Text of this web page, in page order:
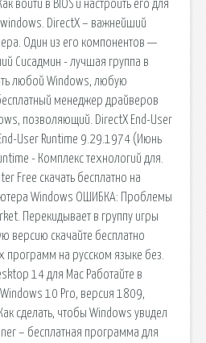
войти в BIOS и настроить его для
DirectX – важнейший
Один из его компонентов —
Сисадмин - лучшая группа в
любой Windows, любую
менеджер драйверов
позволяющий. DirectX End-User
User Runtime 9.29.1974 (Июнь
- Комплекс технологий для.
Free скачать бесплатно на
Windows ОШИБКА: Проблемы
Перекидывает в группу игры
версию скачайте бесплатно
программ на русском языке без.
14 для Mac Работайте в
10 Prо, версия 1809,
сделать, чтобы Windows увидел
– бесплатная программа для